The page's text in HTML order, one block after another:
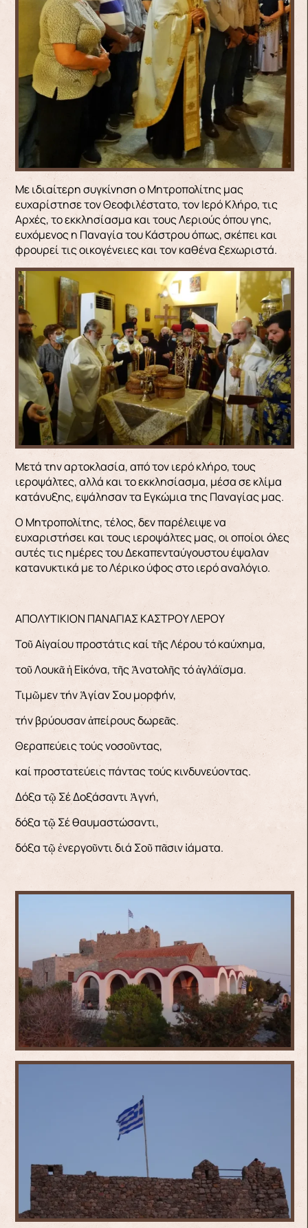
Με ιδιαίτερη συγκίνηση ο Μητροπολίτης μας
ευχαρίστησε τον Θεοφιλέστατο, τον Ιερό Κλήρο, τις
Αρχές, το εκκλησίασμα και τους Λεριούς όπου γης,
ευχόμενος η Παναγία του Κάστρου όπως, σκέπει και
φρουρεί τις οικογένειες και τον καθένα ξεχωριστά.
Μετά την αρτοκλασία, από τον ιερό κλήρο, τους
ιεροψάλτες, αλλά και το εκκλησίασμα, μέσα σε κλίμα
κατάνυξης, εψάλησαν τα Εγκώμια της Παναγίας μας.
Ο Μητροπολίτης, τέλος, δεν παρέλειψε να
ευχαριστήσει και τους ιεροψάλτες μας, οι οποίοι όλες
αυτές τις ημέρες του Δεκαπενταύγουστου έψαλαν
κατανυκτικά με το Λέρικο ύφος στο ιερό αναλόγιο.
ΑΠΟΛΥΤΙΚΙΟΝ ΠΑΝΑΓΙΑΣ ΚΑΣΤΡΟΥ ΛΕΡΟΥ
Τοῦ Αἰγαίου προστάτις καί τῆς Λέρου τό καύχημα,
τοῦ Λουκᾶ ἡ Εἰκόνα, τῆς Ἀνατολῆς τό ἀγλάϊσμα.
Τιμῶμεν τήν Ἁγίαν Σου μορφήν,
τήν βρύουσαν ἀπείρους δωρεᾶς.
Θεραπεύεις τούς νοσοῦντας,
καί προστατεύεις πάντας τούς κινδυνεύοντας.
Δόξα τῷ Σέ Δοξάσαντι Ἀγνή,
δόξα τῷ Σέ θαυμαστώσαντι,
δόξα τῷ ἐνεργοῦντι διά Σοῦ πᾶσιν ἰάματα.